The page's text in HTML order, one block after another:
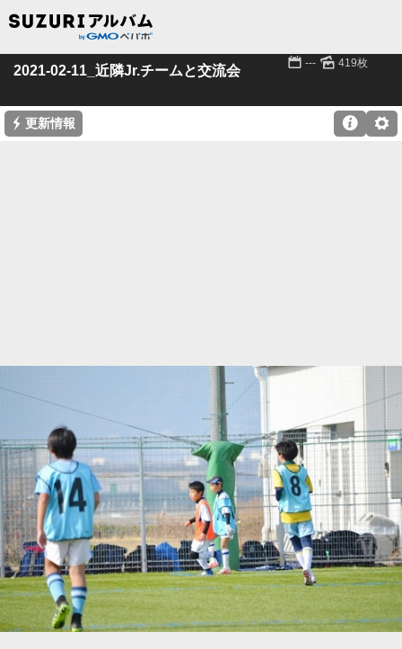
2021-02-11_近隣Jr.チームと交流会 📅 --- 🌄 419枚
⚡ 更新情報 ⚙
